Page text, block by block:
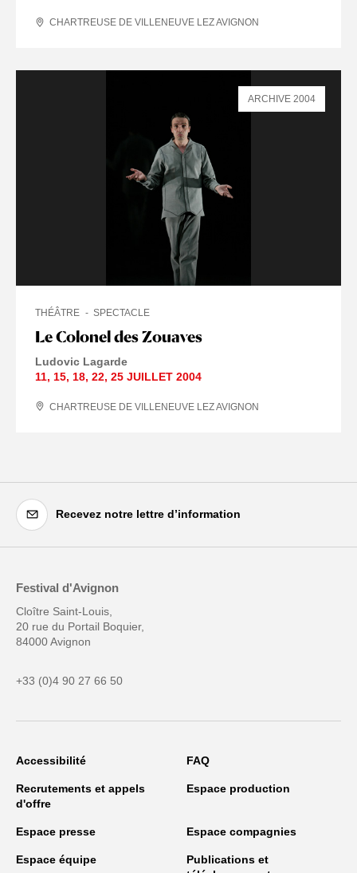
CHARTREUSE DE VILLENEUVE LEZ AVIGNON
Le Colonel des Zouaves
THÉÂTRE SPECTACLE
Ludovic Lagarde
11, 15, 18, 22, 25 JUILLET 2004
CHARTREUSE DE VILLENEUVE LEZ AVIGNON
ARCHIVE 2004
Recevez notre lettre d’information
Festival d'Avignon
Cloître Saint-Louis,
20 rue du Portail Boquier,
84000 Avignon
+33 (0)4 90 27 66 50
Accessibilité FAQ
Recrutements et appels
d'offre
Espace production
Espace presse Espace compagnies
Espace équipe
Publications et